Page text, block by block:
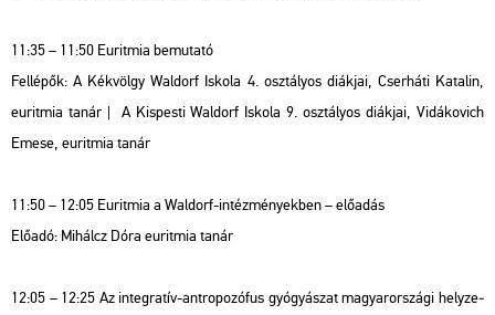
11:35 – 11:50 Eu­rit­mia be­mu­ta­tó
Fel­lé­pők: A Kék­völgy Wal­dorf Is­ko­la 4. osz­tá­lyos di­ák­jai, Cser­há­ti Ka­ta­lin,
eu­rit­mia tanár | A Kis­pes­ti Wal­dorf Is­ko­la 9. osz­tá­lyos di­ák­jai, Vi­dá­ko­vich
Emese, eu­rit­mia tanár
11:50 – 12:05 Eu­rit­mia a Wal­dorf-in­téz­mé­nyek­ben – elő­adás
Elő­adó: Mi­hálcz Dóra eu­rit­mia tanár
12:05 – 12:25 Az in­te­gra­tív-ant­ro­po­zó­fus gyó­gyá­szat ma­gyar­or­szá­gi hely­ze­